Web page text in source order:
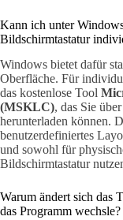
Kann ich unter
Bildschirmtastatur
Windows bietet dafür
Oberfläche. Für
das kostenlose Tool
(MSKLC), das Sie
herunterladen können.
benutzerdefiniertes
und sowohl für
Bildschirmtastatur
Warum ändert sich das
das Programm wechsle?